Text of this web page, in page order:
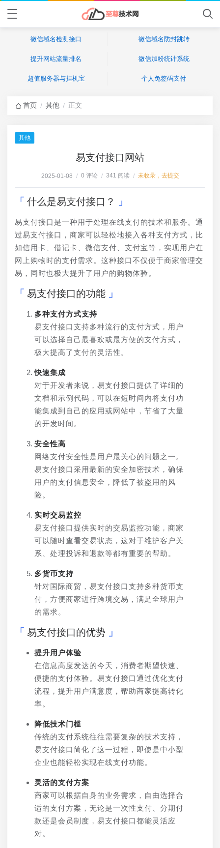
微信域名检测接口 微信域名防封跳转
提升网站流量排名 微信加粉统计系统
超值服务器与挂机宝 个人免签码支付
首页 / 其他 / 正文
其他
易支付接口网站
2025-01-08 / 0 评论 / 341 阅读 / 未收录，去提交
什么是易支付接口？
易支付接口是一种用于处理在线支付的技术和服务。通
过易支付接口，商家可以轻松地接入各种支付方式，比
如信用卡、借记卡、微信支付、支付宝等，实现用户在
网上购物时的支付需求。这种接口不仅便于商家管理交
易，同时也极大提升了用户的购物体验。
易支付接口的功能
多种支付方式支持
易支付接口支持多种流行的支付方式，用户
可以选择自己最喜欢或最方便的支付方式，
极大提高了支付的灵活性。
快速集成
对于开发者来说，易支付接口提供了详细的
文档和示例代码，可以在短时间内将支付功
能集成到自己的应用或网站中，节省了大量
的开发时间。
安全性高
网络支付安全性是用户最关心的问题之一。
易支付接口采用最新的安全加密技术，确保
用户的支付信息安全，降低了被盗用的风
险。
实时交易监控
易支付接口提供实时的交易监控功能，商家
可以随时查看交易状态，这对于维护客户关
系、处理投诉和退款等都有重要的帮助。
多货币支持
针对国际商贸，易支付接口支持多种货币支
付，方便商家进行跨境交易，满足全球用户
的需求。
易支付接口的优势
提升用户体验
在信息高度发达的今天，消费者期望快速、
便捷的支付体验。易支付接口通过优化支付
流程，提升用户满意度，帮助商家提高转化
率。
降低技术门槛
传统的支付系统往往需要复杂的技术支持，
易支付接口简化了这一过程，即使是中小型
企业也能轻松实现在线支付功能。
灵活的支付方案
商家可以根据自身的业务需求，自由选择合
适的支付方案，无论是一次性支付、分期付
款还是会员制度，易支付接口都能灵活应
对。